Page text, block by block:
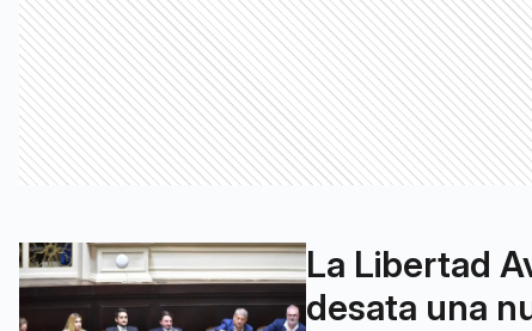
La Libertad
desata una